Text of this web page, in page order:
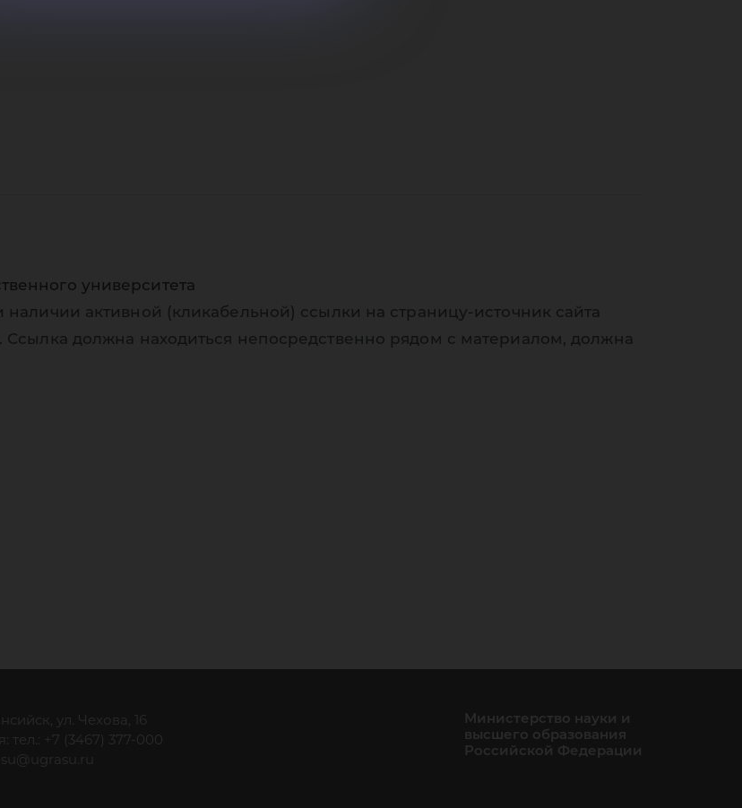
университета
активной (кликабельной) ссылки на страницу-источник сайта
Ссылка должна находиться непосредственно рядом с материалом, должна
ул. Чехова, 16
тел.: +7 (3467) 377-000
Министерство науки и
высшего образования
Российской Федерации